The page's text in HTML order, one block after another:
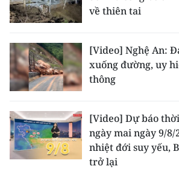
CHUYÊN ĐỀ
CÁC CHUYÊN TRANG
VỀ BÁO NHÂN DÂN
THỜI NAY
NHÂN DÂN CUỐI TUẦN
về thiên tai
[Video] Nghệ An:
xuống đường, uy
thông
[Video] Dự báo
ngày mai ngày 9/8/
nhiệt đới suy yếu,
trở lại